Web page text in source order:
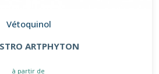
Vétoquinol
ARTPHYTON
à partir de